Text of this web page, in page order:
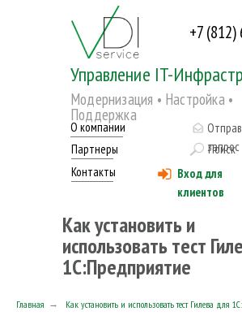
Управление IT-
Модернизация • Настройка •
Поддержка
+7
запрос
О компании
Партнеры
Вход для
клиентов
Поиск
Контакты
Как установить и
использовать тест
1С:Предприятие
Главная
Главная → Как установить и использовать тест Гилева для